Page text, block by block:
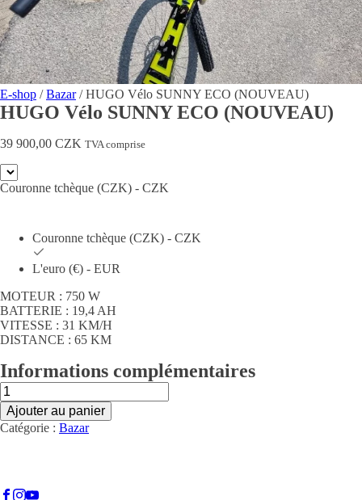
E-shop /Bazar/ HUGO Vélo SUNNY ECO (NOUVEAU)
HUGO Vélo SUNNY ECO (NOUVEAU)
39 900,00 CZK TVA comprise
Couronne tchèque (CZK) - CZK
Couronne tchèque (CZK) - CZK
L'euro (€) - EUR
MOTEUR : 750 W
BATTERIE : 19,4 AH
VITESSE : 31 KM/H
DISTANCE : 65 KM
Informations complémentaires
quantité
de
HUGO
Bike
Ajouter au panier
Catégorie : Bazar